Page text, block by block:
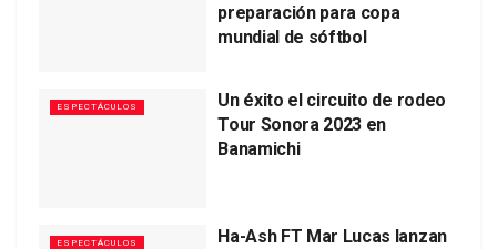
preparación para copa
mundial de sóftbol
ESPECTÁCULOS
Un éxito el circuito de rodeo
Tour Sonora 2023 en
Banamichi
ESPECTÁCULOS
Ha-Ash FT Mar Lucas lanzan